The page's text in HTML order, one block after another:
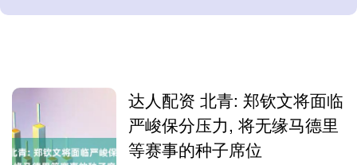
达人配资 北青: 郑钦文将面临
严峻保分压力, 将无缘马德里
等赛事的种子席位